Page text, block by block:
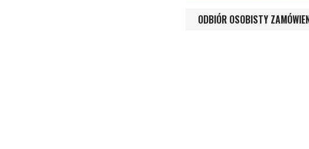
ODBIÓR OSOBISTY